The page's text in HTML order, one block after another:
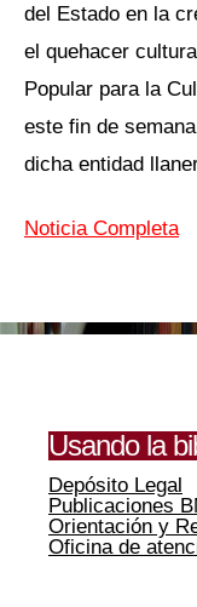
del Estado en la
el quehacer
Popular para la
este fin de
dicha entidad
Noticia Completa
Usando la
Depósito Legal
Publicaciones
Orientación y
Oficina de